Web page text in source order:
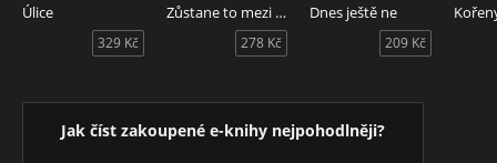
Úlice
329 Kč
Zůstane to mezi námi
278 Kč
Dnes ještě ne
209 Kč
Jak číst zakoupené e-knihy nejpohodlněji?